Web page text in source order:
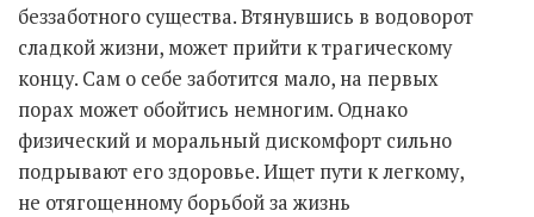
беззаботного существа. Втянувшись в водоворот
сладкой жизни, может прийти к трагическому
концу. Сам о себе заботится мало, на первых
порах может обойтись немногим. Однако
физический и моральный дискомфорт сильно
подрывают его здоровье. Ищет пути к легкому,
не отягощенному борьбой за жизнь